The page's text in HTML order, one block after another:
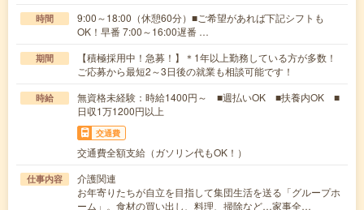
時間
9:00～18:00（休憩60分）■ご希望があれば下記シフトも
OK！早番 7:00～16:00遅番 …
期間
【積極採用中！急募！】＊1年以上勤務している方が多数！
ご応募から最短2～3日後の就業も相談可能です！
時給
無資格未経験：時給1400円～ ■週払いOK ■扶養内OK ■
日収1万1200円以上
交通費
交通費全額支給（ガソリン代もOK！）
仕事内容
介護関連
お年寄りたちが自立を目指して集団生活を送る「グループホ
ーム」。食材の買い出し、料理、掃除など…家事全…